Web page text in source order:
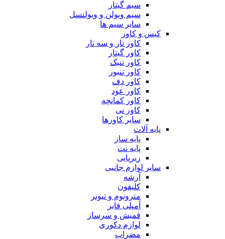
سیم گیتار
سیم ویولن و ویولنسل
سایر سیم ها
کیس و کاور
کاور تار و سه تار
کاور گیتار
کاور تنبک
کاور تنبور
کاور دف
کاور عود
کاور کمانچه
کاور نی
سایر کاورها
پایه آلات
پایه ساز
پایه نت
زیرپایی
سایر لوازم جانبی
آرشه
کلیفون
مترونوم و تیونر
آمپلی فایر
قمیش و سرساز
لوازم دکوری
مضراب